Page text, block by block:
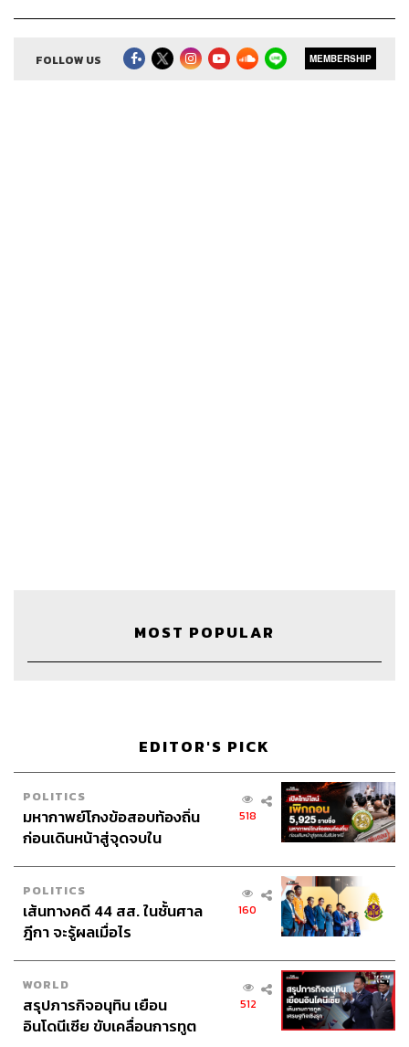
Show Creator
The Secret Sauce Manager
ปวริศา ตั้งตุลานนท์
Content Creatorชาคร ฉายเพชร
กฤตพล จียะเกียรติ
Sound Recording Engineer
ขจีพรรณ วิจิตรรัตน์
Assistantอสุมิ สุกี้คาวะ
Graphic Designer
Channel Managerเชษฐพงศ์ ชูประดิษฐ์
Social Media Editor
Proofreaderวรรษมล สิงหโกมล
Webmasterอารยา ปานศรี
FOLLOW US MEMBERSHIP
MOST POPULAR
EDITOR'S PICK
POLITICS
มหากาพย์โกงข้อสอบท้องถิ่น
ก่อนเดินหน้าสู่จุดจบใน
518
POLITICS
เส้นทางคดี 44 สส. ในชั้นศาล
ฎีกา จะรู้ผลเมื่อไร
160
WORLD
สรุปภารกิจอนุทิน เยือน
อินโดนีเซีย ขับเคลื่อนการทูต
512